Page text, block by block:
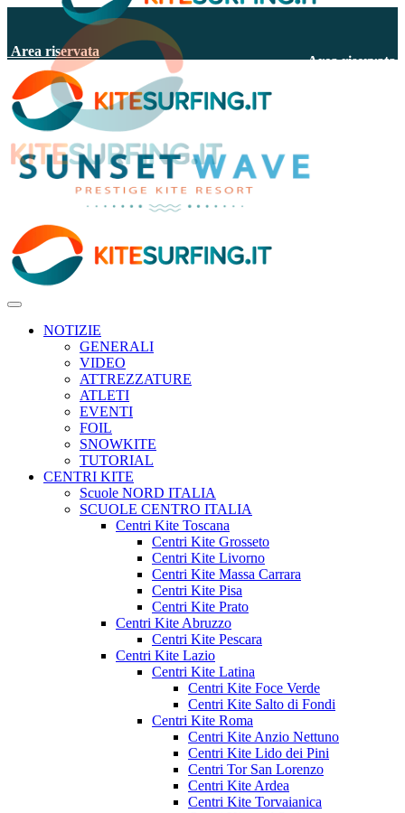
Area riservata
Area riservata
NOTIZIE
GENERALI
VIDEO
ATTREZZATURE
ATLETI
EVENTI
FOIL
SNOWKITE
TUTORIAL
CENTRI KITE
Scuole NORD ITALIA
SCUOLE CENTRO ITALIA
Centri Kite Toscana
Centri Kite Grosseto
Centri Kite Livorno
Centri Kite Massa Carrara
Centri Kite Pisa
Centri Kite Prato
Centri Kite Abruzzo
Centri Kite Pescara
Centri Kite Lazio
Centri Kite Latina
Centri Kite Foce Verde
Centri Kite Salto di Fondi
Centri Kite Roma
Centri Kite Anzio Nettuno
Centri Kite Lido dei Pini
Centri Tor San Lorenzo
Centri Kite Ardea
Centri Kite Torvaianica